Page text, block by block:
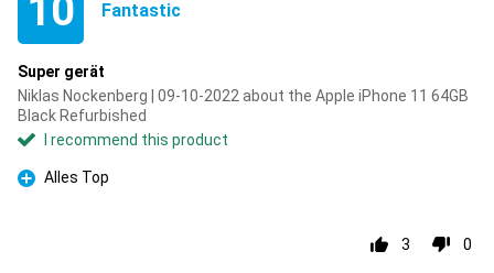
10 Fantastic
Super gerät
Niklas Nockenberg | 09-10-2022 about the Apple iPhone 11 64GB
Black Refurbished
I recommend this product
Pro
Alles Top
3 0